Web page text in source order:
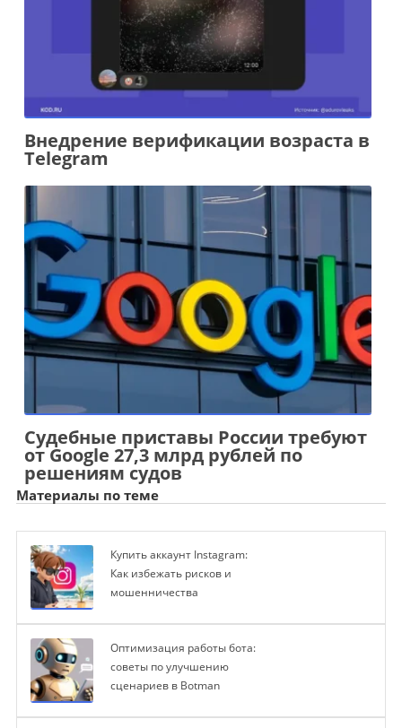
Внедрение верификации возраста в
Telegram
Судебные приставы России требуют
от Google 27,3 млрд рублей по
решениям судов
Материалы по теме
Купить аккаунт Instagram:
Как избежать рисков и
мошенничества
Оптимизация работы бота:
советы по улучшению
сценариев в Botman